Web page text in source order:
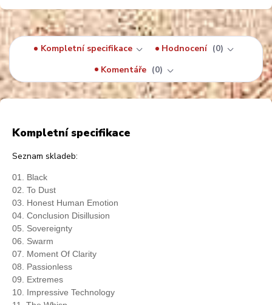
Kompletní specifikace Hodnocení
0
Komentáře
0
Kompletní specifikace
Seznam skladeb:
01. Black
02. To Dust
03. Honest Human Emotion
04. Conclusion Disillusion
05. Sovereignty
06. Swarm
07. Moment Of Clarity
08. Passionless
09. Extremes
10. Impressive Technology